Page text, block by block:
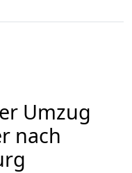
Umzug
nach